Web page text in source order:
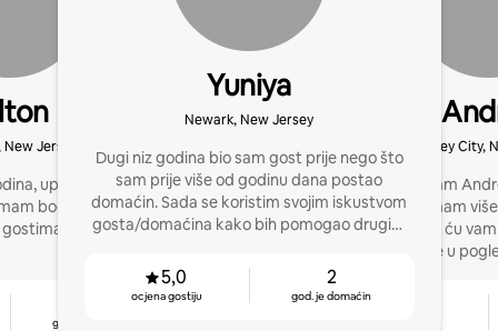
Jersey
upravljam kućama
bogato iskustvo u
god. je domaćin
Yuniya
Newark, New Jersey
Dugi niz godina bio sam gost prije nego što
sam prije više od godinu dana postao
domaćin. Sada se koristim svojim iskustvom
gosta/domaćina kako bih pomogao drugim
5,0
ocjena gostiju
2
god. je domaćin
Jersey City,
Pozdrav! Ja sam
Jersey Cityja i imam
Radujem se što ću
svoje ciljeve u